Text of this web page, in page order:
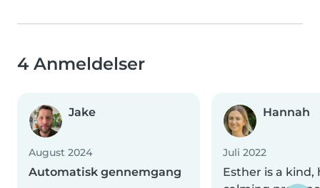
4 Anmeldelser
Jake
August 2024
Automatisk gennemgang
Hannah
Juli 2022
Esther is a kind,